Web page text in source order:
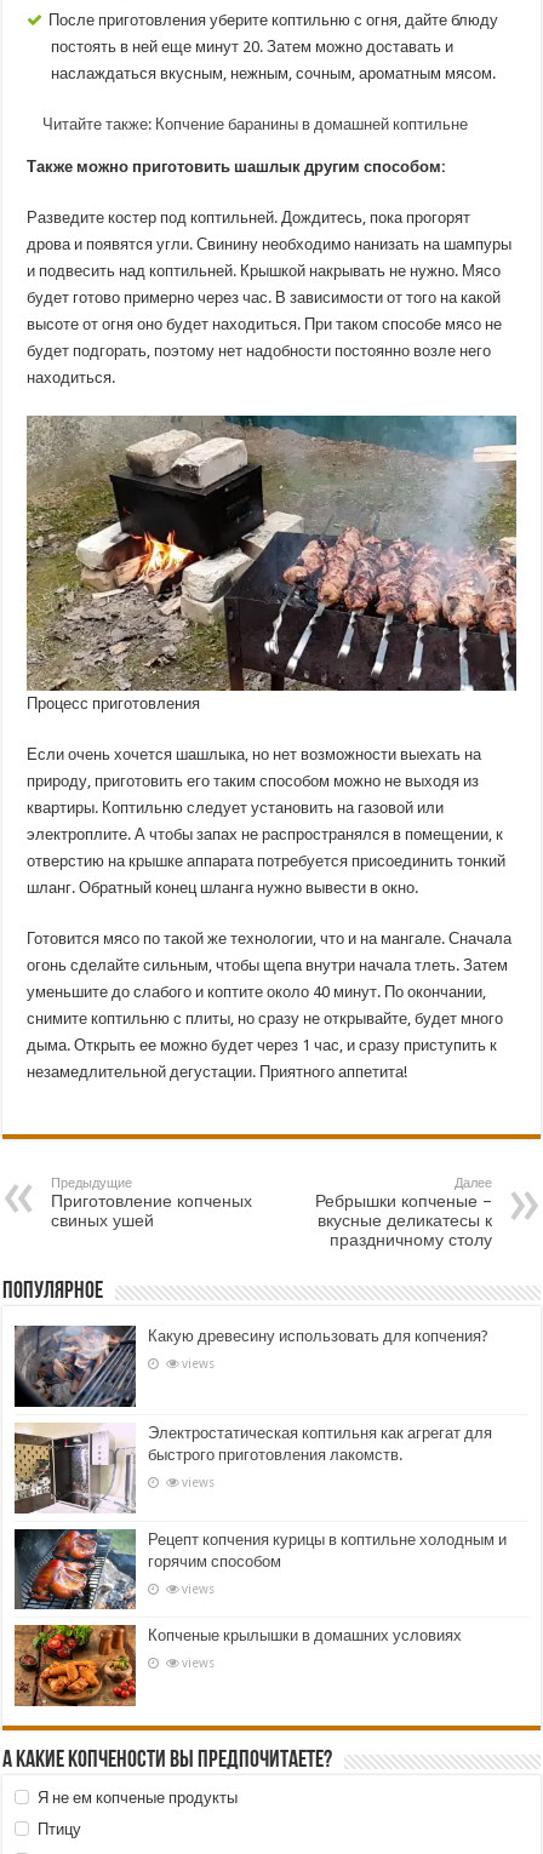
После приготовления уберите коптильню с огня, дайте блюду
постоять в ней еще минут 20. Затем можно доставать и
наслаждаться вкусным, нежным, сочным, ароматным мясом.
Читайте также: Копчение баранины в домашней коптильне
Также можно приготовить шашлык другим способом:
Разведите костер под коптильней. Дождитесь, пока прогорят
дрова и появятся угли. Свинину необходимо нанизать на шампуры
и подвесить над коптильней. Крышкой накрывать не нужно. Мясо
будет готово примерно через час. В зависимости от того на какой
высоте от огня оно будет находиться. При таком способе мясо не
будет подгорать, поэтому нет надобности постоянно возле него
находиться.
Процесс приготовления
Если очень хочется шашлыка, но нет возможности выехать на
природу, приготовить его таким способом можно не выходя из
квартиры. Коптильню следует установить на газовой или
электроплите. А чтобы запах не распространялся в помещении, к
отверстию на крышке аппарата потребуется присоединить тонкий
шланг. Обратный конец шланга нужно вывести в окно.
Готовится мясо по такой же технологии, что и на мангале. Сначала
огонь сделайте сильным, чтобы щепа внутри начала тлеть. Затем
уменьшите до слабого и коптите около 40 минут. По окончании,
снимите коптильню с плиты, но сразу не открывайте, будет много
дыма. Открыть ее можно будет через 1 час, и сразу приступить к
незамедлительной дегустации. Приятного аппетита!
Предыдущие
Приготовление копченых
свиных ушей
Далее
Ребрышки копченые –
вкусные деликатесы к
праздничному столу
Популярное
Какую древесину использовать для копчения?
views
Электростатическая коптильня как агрегат для
быстрого приготовления лакомств.
views
Рецепт копчения курицы в коптильне холодным и
горячим способом
views
Копченые крылышки в домашних условиях
views
А какие копчености Вы предпочитаете?
Я не ем копченые продукты
Птицу